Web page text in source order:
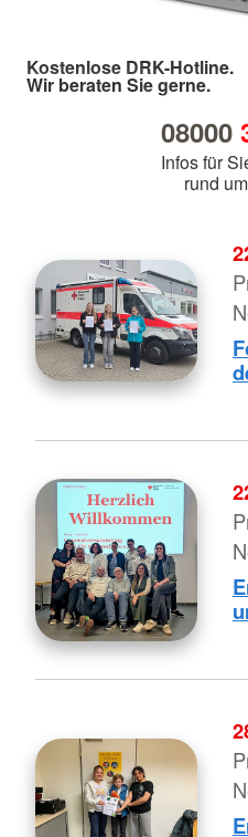
Kostenlose DRK-Hotline.
Wir beraten Sie gerne.
08000
Infos für
rund